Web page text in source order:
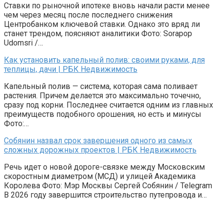
Ставки по рыночной ипотеке вновь начали расти менее
чем через месяц после последнего снижения
Центробанком ключевой ставки. Однако это вряд ли
станет трендом, поясняют аналитики Фото: Sorapop
Udomsri /…
Как установить капельный полив: своими руками, для
теплицы, дачи | РБК Недвижимость
Капельный полив — система, которая сама поливает
растения. Причем делается это максимально точечно,
сразу под корни. Последнее считается одним из главных
преимуществ подобного орошения, но есть и минусы
Фото:…
Собянин назвал срок завершения одного из самых
сложных дорожных проектов | РБК Недвижимость
Речь идет о новой дороге-связке между Московским
скоростным диаметром (МСД) и улицей Академика
Королева Фото: Мэр Москвы Сергей Собянин / Telegram
В 2026 году завершится строительство путепровода и…